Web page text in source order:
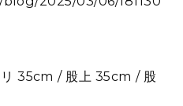
35cm / 股上 35cm / 股